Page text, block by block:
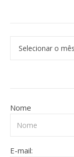
Nome
E-mail: